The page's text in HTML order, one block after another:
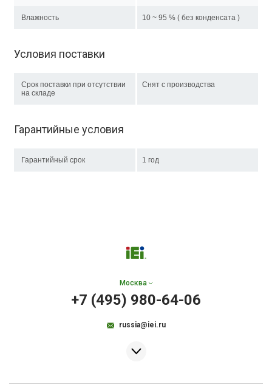
Влажность 10 ~ 95 % ( без конденсата )
Условия поставки
Срок поставки при отсутствии
на складе
Снят с производства
Гарантийные условия
Гарантийный срок 1 год
Москва
+7 (495) 980-64-06
russia@iei.ru